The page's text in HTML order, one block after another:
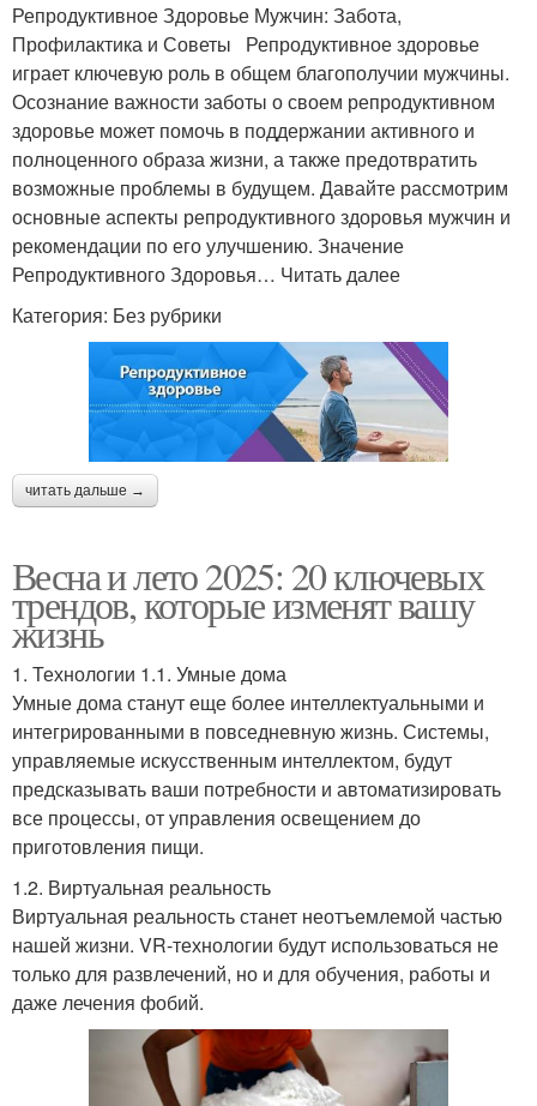
Репродуктивное Здоровье Мужчин: Забота,
Профилактика и Советы Репродуктивное здоровье
играет ключевую роль в общем благополучии мужчины.
Осознание важности заботы о своем репродуктивном
здоровье может помочь в поддержании активного и
полноценного образа жизни, а также предотвратить
возможные проблемы в будущем. Давайте рассмотрим
основные аспекты репродуктивного здоровья мужчин и
рекомендации по его улучшению. Значение
Репродуктивного Здоровья… Читать далее
Категория: Без рубрики
читать дальше →
Весна и лето 2025: 20 ключевых
трендов, которые изменят вашу
жизнь
1. Технологии 1.1. Умные дома
Умные дома станут еще более интеллектуальными и
интегрированными в повседневную жизнь. Системы,
управляемые искусственным интеллектом, будут
предсказывать ваши потребности и автоматизировать
все процессы, от управления освещением до
приготовления пищи.
1.2. Виртуальная реальность
Виртуальная реальность станет неотъемлемой частью
нашей жизни. VR-технологии будут использоваться не
только для развлечений, но и для обучения, работы и
даже лечения фобий.